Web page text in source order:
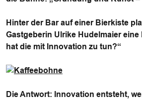
Hinter der Bar auf einer Bierkiste
Gastgeberin Ulrike Hudelmaier eine
hat die mit Innovation zu tun?“
Die Antwort: Innovation entsteht,